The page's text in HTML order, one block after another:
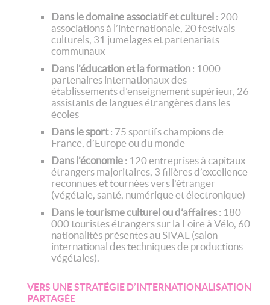
Dans le domaine associatif et culturel : 200
associations à l’internationale, 20 festivals
culturels, 31 jumelages et partenariats
communaux
Dans l’éducation et la formation : 1000
partenaires internationaux des
établissements d’enseignement supérieur, 26
assistants de langues étrangères dans les
écoles
Dans le sport: 75 sportifs champions de
France, d’Europe ou du monde
Dans l’économie : 120 entreprises à capitaux
étrangers majoritaires, 3 filières d’excellence
reconnues et tournées vers l'étranger
(végétale, santé, numérique et électronique)
Dans le tourisme culturel ou d’affaires : 180
000 touristes étrangers sur la Loire à Vélo, 60
nationalités présentes au SIVAL (salon
international des techniques de productions
végétales).
VERS UNE STRATÉGIE D’INTERNATIONALISATION
PARTAGÉE